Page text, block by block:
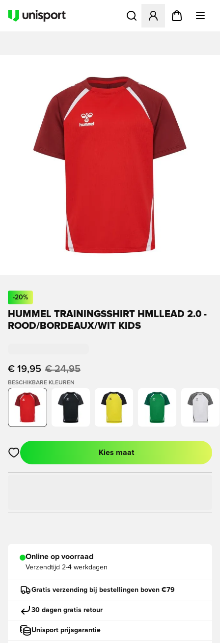
Opent een venster om in
-20%
HUMMEL TRAININGSSHIRT HMLLEAD 2.0 -
ROOD/BORDEAUX/WIT KIDS
€ 19,95 € 24,95
BESCHIKBARE KLEUREN
Opent een venster om in te loggen of je aan te melden als lid
Kies maat
Online op voorraad
Verzendtijd 2-4 werkdagen
Gratis verzending bij bestellingen boven €79
30 dagen gratis retour
Unisport prijsgarantie